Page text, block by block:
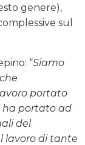
genere),
sul
“Siamo
portato
ha portato ad
del
lavoro di tante